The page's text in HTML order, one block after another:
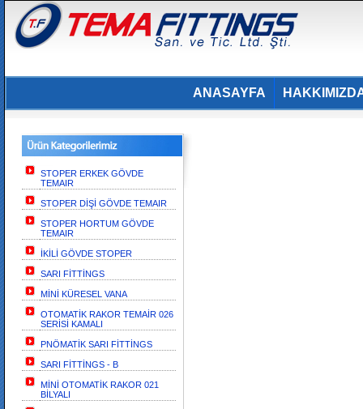
ANASAYFA
STOPER ERKEK GÖVDE
TEMAIR
STOPER DİŞİ GÖVDE TEMAIR
STOPER HORTUM GÖVDE
TEMAIR
İKİLİ GÖVDE STOPER
SARI FİTTİNGS
MİNİ KÜRESEL VANA
OTOMATİK RAKOR TEMAİR 026
SERİSİ KAMALI
PNÖMATİK SARI FİTTİNGS
SARI FİTTİNGS - B
MİNİ OTOMATİK RAKOR 021
BİLYALI